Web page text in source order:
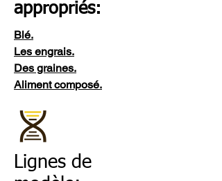
appropriés:
Blé.
Les engrais.
Des graines.
Aliment composé.
Lignes de